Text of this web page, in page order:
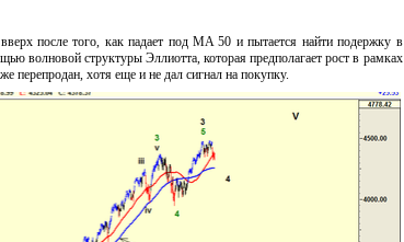
после того, как падает под MA 50 и пытается найти подержку в
волновой структуры Эллиотта, которая предполагает рост в рамках
перепродан, хотя еще и не дал сигнал на покупку.